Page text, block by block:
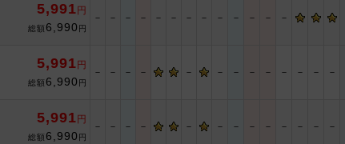
5,991 円
総額 6,990 円
－ － － － － － － － － － － － －
5,991 円
総額 6,990 円
－ － － － － － － － － － － － －
5,991 円
総額 6,990 円
－ － － － － － － － － － － － －